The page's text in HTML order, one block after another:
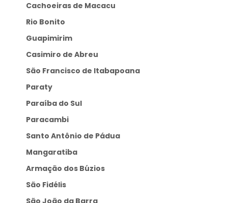
Cachoeiras de Macacu
Rio Bonito
Guapimirim
Casimiro de Abreu
São Francisco de Itabapoana
Paraty
Paraíba do Sul
Paracambi
Santo Antônio de Pádua
Mangaratiba
Armação dos Búzios
São Fidélis
São João da Barra